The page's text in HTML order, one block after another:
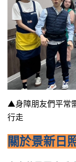
▲身障朋友們平常
行走
關於景新日